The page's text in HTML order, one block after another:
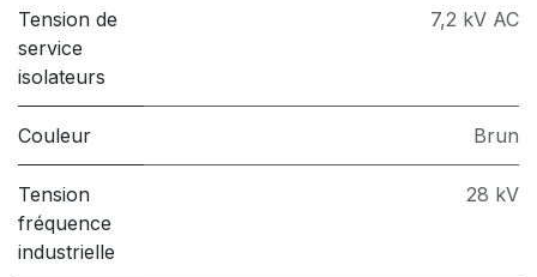
Tension de
service
isolateurs
7,2 kV AC
Couleur Brun
Tension
fréquence
industrielle
28 kV